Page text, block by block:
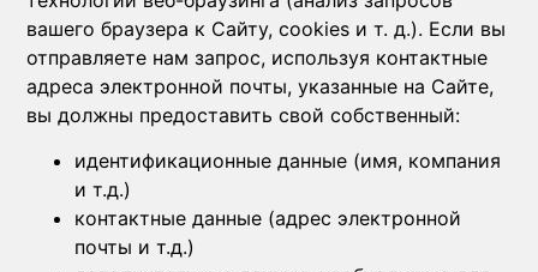
вашего браузера к Сайту, cookies и т. д.). Если вы
отправляете нам запрос, используя контактные
адреса электронной почты, указанные на Сайте,
вы должны предоставить свой собственный:
идентификационные данные (имя, компания
и т.д.)
контактные данные (адрес электронной
почты и т.д.)